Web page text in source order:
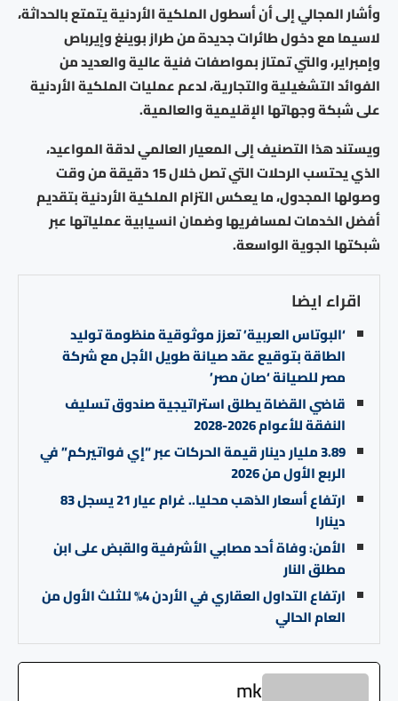
وأشار المجالي إلى أن أسطول الملكية الأردنية يتمتع بالحداثة،
لاسيما مع دخول طائرات جديدة من طراز بوينغ وإيرباص
وإمبراير، والتي تمتاز بمواصفات فنية عالية والعديد من
الفوائد التشغيلية والتجارية، لدعم عمليات الملكية الأردنية
على شبكة وجهاتها الإقليمية والعالمية.
ويستند هذا التصنيف إلى المعيار العالمي لدقة المواعيد،
الذي يحتسب الرحلات التي تصل خلال 15 دقيقة من وقت
وصولها المجدول، ما يعكس التزام الملكية الأردنية بتقديم
أفضل الخدمات لمسافريها وضمان انسيابية عملياتها عبر
شبكتها الجوية الواسعة.
اقراء ايضا
‘البوتاس العربية’ تعزز موثوقية منظومة توليد
الطاقة بتوقيع عقد صيانة طويل الأجل مع شركة
مصر للصيانة ‘صان مصر’
قاضي القضاة يطلق استراتيجية صندوق تسليف
النفقة للأعوام 2026-2028
3.89 مليار دينار قيمة الحركات عبر “إي فواتيركم” في
الربع الأول من 2026
ارتفاع أسعار الذهب محليا.. غرام عيار 21 يسجل 83
دينارا
الأمن: وفاة أحد مصابي الأشرفية والقبض على ابن
مطلق النار
ارتفاع التداول العقاري في الأردن 4% للثلث الأول من
العام الحالي
mk